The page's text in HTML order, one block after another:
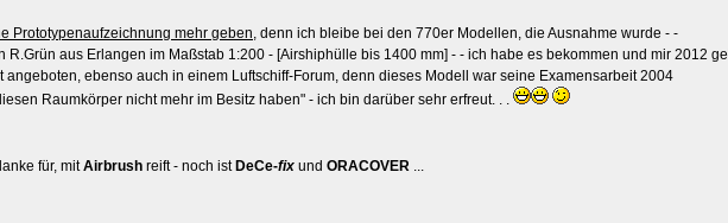
Prototypenaufzeichnung mehr geben, denn ich bleibe bei den 770er Modellen, die Ausnahme wurde - -
R.Grün aus Erlangen im Maßstab 1:200 - [Airshiphülle bis 1400 mm] - - ich habe es bekommen und mir 2012
angeboten, ebenso auch in einem Luftschiff-Forum, denn dieses Modell war seine Examensarbeit 2004
Raumkörper nicht mehr im Besitz haben" - ich bin darüber sehr erfreut. . .
für, mitAirbrush reift - noch ist DeCe-fix und ORACOVER ...